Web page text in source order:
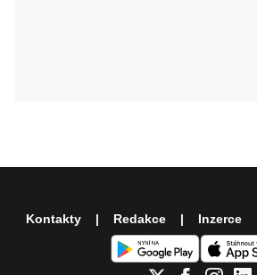
Kontakty Redakce Inzerce